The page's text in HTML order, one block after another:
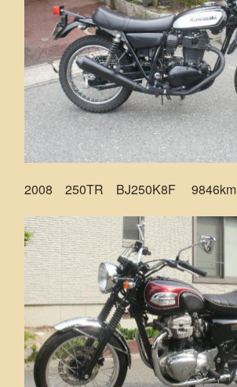
2008 250TR BJ250K8F 9846km